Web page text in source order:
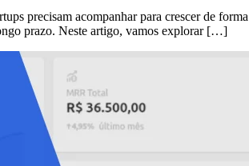
precisam acompanhar para crescer de
prazo. Neste artigo, vamos explorar […]